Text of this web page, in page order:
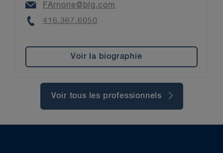
Email
FArnone@blg.com
Phone
416.367.6050
Voir la biographie
Voir tous les professionnels